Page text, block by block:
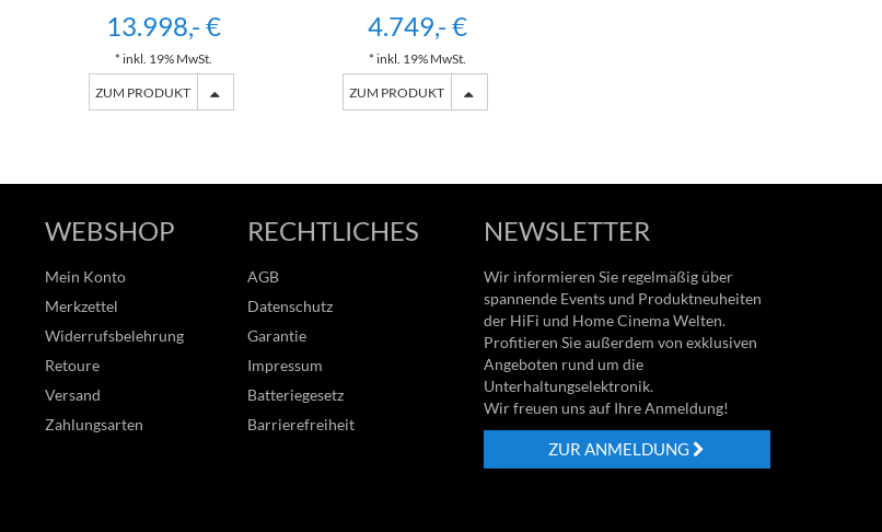
13.998,- €
* inkl. 19% MwSt.
ZUM PRODUKT
4.749,- €
* inkl. 19% MwSt.
ZUM PRODUKT
WEBSHOP
Mein Konto
Merkzettel
Widerrufsbelehrung
Retoure
Versand
Zahlungsarten
RECHTLICHES
AGB
Datenschutz
Garantie
Impressum
Batteriegesetz
Barrierefreiheit
NEWSLETTER
Wir informieren Sie regelmäßig über
spannende Events und Produktneuheiten
der HiFi und Home Cinema Welten.
Profitieren Sie außerdem von exklusiven
Angeboten rund um die
Unterhaltungselektronik.
Wir freuen uns auf Ihre Anmeldung!
ZUR ANMELDUNG